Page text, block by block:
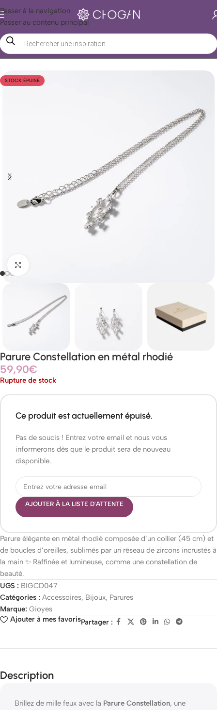
Passer à la navigation
Passer au contenu principal
Accueil/ Boutique Chogan/ Accessoires/ Bijoux/ Parures
STOCK ÉPUISÉ
Parure Constellation en métal rhodié
59,90€
Rupture de stock
Ce produit est actuellement épuisé.
Pas de soucis ! Entrez votre email et nous vous
informerons dès que le produit sera de nouveau
disponible.
AJOUTER À LA LISTE D'ATTENTE
Parure élégante en métal rhodié composée d’un collier (45 cm) et
de boucles d’oreilles, sublimés par un réseau de zircons incrustés à
la main ✨ Raffinée et lumineuse, comme une constellation de
beauté.
UGS : BIGCD047
Catégories : Accessoires, Bijoux, Parures
Marque: Gioyes
Ajouter à mes favorisPartager :
Description
Brillez de mille feux avec la Parure Constellation, une